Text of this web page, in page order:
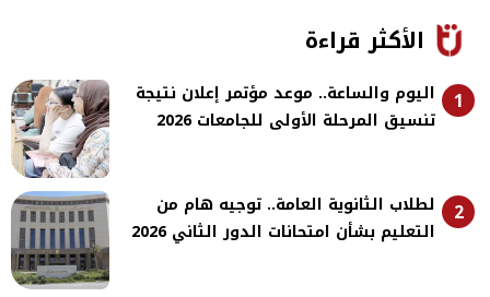
الأكثر قراءة
1
اليوم والساعة.. موعد مؤتمر إعلان نتيجة
تنسيق المرحلة الأولى للجامعات 2026
2
لطلاب الثانوية العامة.. توجيه هام من
التعليم بشأن امتحانات الدور الثاني 2026